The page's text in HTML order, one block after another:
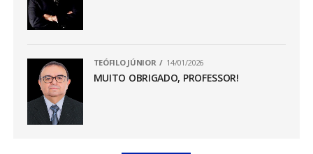
TEÓFILO JÚNIOR 14/01/2026
MUITO OBRIGADO, PROFESSOR!